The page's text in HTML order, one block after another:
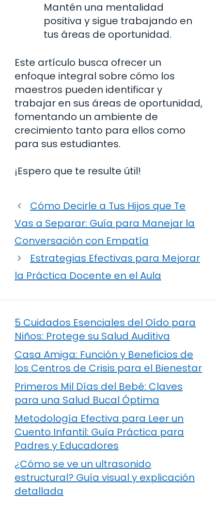
Mantén una mentalidad
positiva y sigue trabajando en
tus áreas de oportunidad.
Este artículo busca ofrecer un
enfoque integral sobre cómo los
maestros pueden identificar y
trabajar en sus áreas de oportunidad,
fomentando un ambiente de
crecimiento tanto para ellos como
para sus estudiantes.
¡Espero que te resulte útil!
Cómo Decirle a Tus Hijos que Te
Vas a Separar: Guía para Manejar la
Conversación con Empatía
Estrategias Efectivas para Mejorar
la Práctica Docente en el Aula
5 Cuidados Esenciales del Oído para
Niños: Protege su Salud Auditiva
Casa Amiga: Función y Beneficios de
los Centros de Crisis para el Bienestar
Primeros Mil Días del Bebé: Claves
para una Salud Bucal Óptima
Metodología Efectiva para Leer un
Cuento Infantil: Guía Práctica para
Padres y Educadores
¿Cómo se ve un ultrasonido
estructural? Guía visual y explicación
detallada